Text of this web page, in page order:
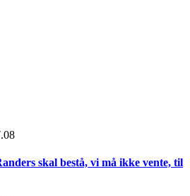
skal bestå, vi må ikke vente, til